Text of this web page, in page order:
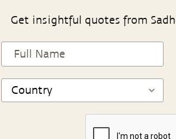
Get insightful quotes from